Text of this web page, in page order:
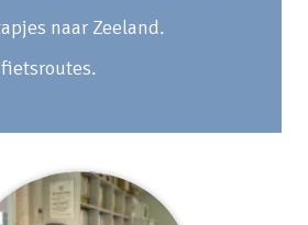
naar Zeeland.